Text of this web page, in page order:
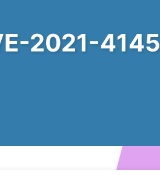
2021-4145